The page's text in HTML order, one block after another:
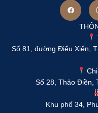
Số 81, đường Điểu Xiển,
Số 28, Thảo Điền,
Khu phố 34,